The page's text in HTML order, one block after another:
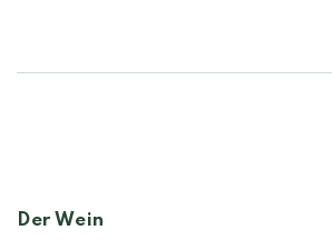
Der Wein